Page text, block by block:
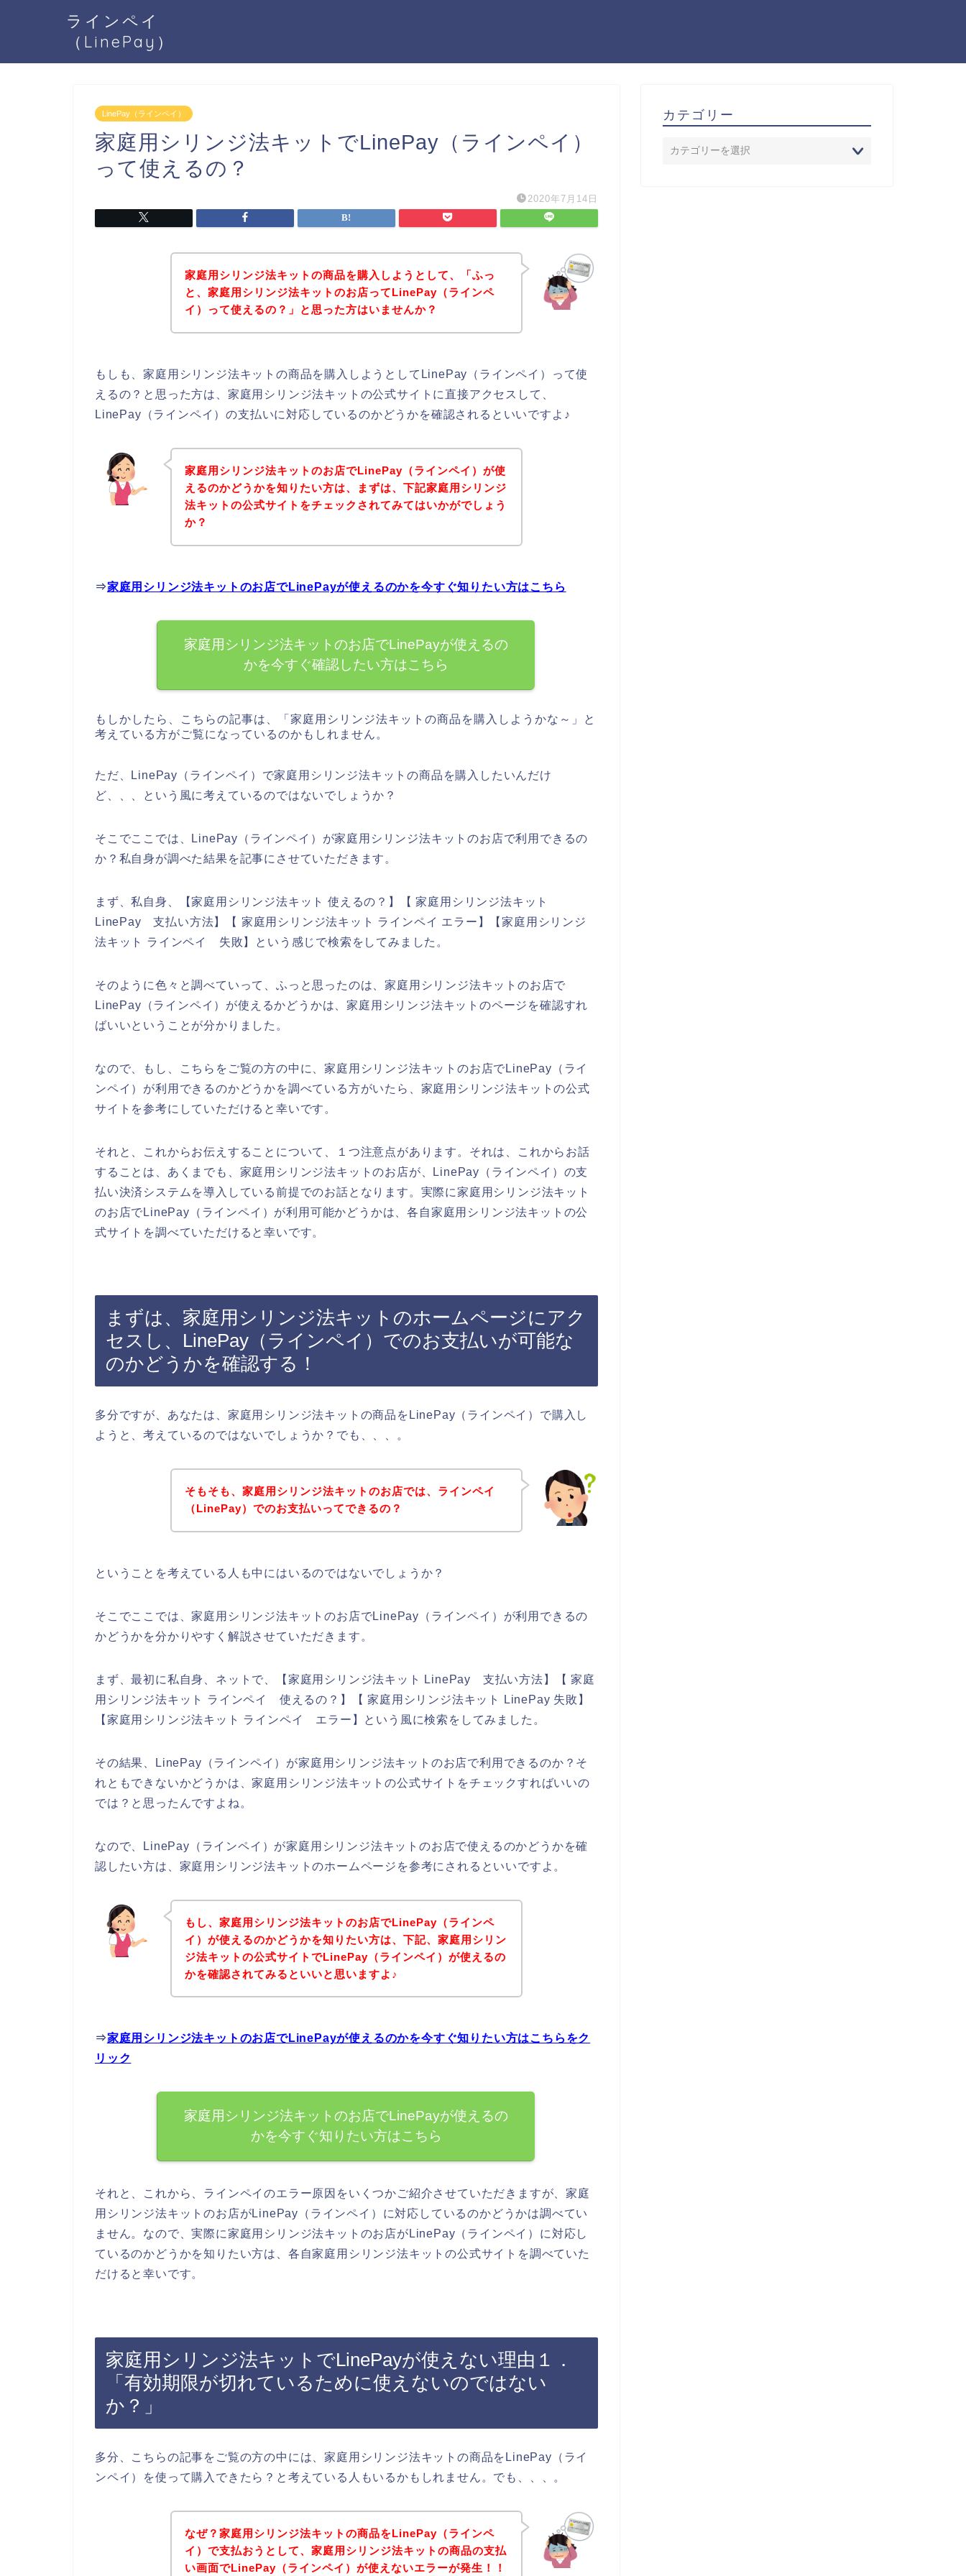
ラインペイ
（LinePay）
LinePay（ラインペイ）
家庭用シリンジ法キットでLinePay（ラインペイ）
って使えるの？
2020年7月14日
家庭用シリンジ法キットの商品を購入しようとして、「ふっ
と、家庭用シリンジ法キットのお店ってLinePay（ラインペ
イ）って使えるの？」と思った方はいませんか？
もしも、家庭用シリンジ法キットの商品を購入しようとしてLinePay（ラインペイ）って使
えるの？と思った方は、家庭用シリンジ法キットの公式サイトに直接アクセスして、
LinePay（ラインペイ）の支払いに対応しているのかどうかを確認されるといいですよ♪
家庭用シリンジ法キットのお店でLinePay（ラインペイ）が使
えるのかどうかを知りたい方は、まずは、下記家庭用シリンジ
法キットの公式サイトをチェックされてみてはいかがでしょう
か？
⇒家庭用シリンジ法キットのお店でLinePayが使えるのかを今すぐ知りたい方はこちら
家庭用シリンジ法キットのお店でLinePayが使えるの
かを今すぐ確認したい方はこちら
もしかしたら、こちらの記事は、「家庭用シリンジ法キットの商品を購入しようかな～」と
考えている方がご覧になっているのかもしれません。
ただ、LinePay（ラインペイ）で家庭用シリンジ法キットの商品を購入したいんだけ
ど、、、という風に考えているのではないでしょうか？
そこでここでは、LinePay（ラインペイ）が家庭用シリンジ法キットのお店で利用できるの
か？私自身が調べた結果を記事にさせていただきます。
まず、私自身、【家庭用シリンジ法キット 使えるの？】【 家庭用シリンジ法キット
LinePay 支払い方法】【 家庭用シリンジ法キット ラインペイ エラー】【家庭用シリンジ
法キット ラインペイ 失敗】という感じで検索をしてみました。
そのように色々と調べていって、ふっと思ったのは、家庭用シリンジ法キットのお店で
LinePay（ラインペイ）が使えるかどうかは、家庭用シリンジ法キットのページを確認すれ
ばいいということが分かりました。
なので、もし、こちらをご覧の方の中に、家庭用シリンジ法キットのお店でLinePay（ライ
ンペイ）が利用できるのかどうかを調べている方がいたら、家庭用シリンジ法キットの公式
サイトを参考にしていただけると幸いです。
それと、これからお伝えすることについて、１つ注意点があります。それは、これからお話
することは、あくまでも、家庭用シリンジ法キットのお店が、LinePay（ラインペイ）の支
払い決済システムを導入している前提でのお話となります。実際に家庭用シリンジ法キット
のお店でLinePay（ラインペイ）が利用可能かどうかは、各自家庭用シリンジ法キットの公
式サイトを調べていただけると幸いです。
まずは、家庭用シリンジ法キットのホームページにアク
セスし、LinePay（ラインペイ）でのお支払いが可能な
のかどうかを確認する！
多分ですが、あなたは、家庭用シリンジ法キットの商品をLinePay（ラインペイ）で購入し
ようと、考えているのではないでしょうか？でも、、、。
そもそも、家庭用シリンジ法キットのお店では、ラインペイ
（LinePay）でのお支払いってできるの？
ということを考えている人も中にはいるのではないでしょうか？
そこでここでは、家庭用シリンジ法キットのお店でLinePay（ラインペイ）が利用できるの
かどうかを分かりやすく解説させていただきます。
まず、最初に私自身、ネットで、【家庭用シリンジ法キット LinePay 支払い方法】【 家庭
用シリンジ法キット ラインペイ 使えるの？】【 家庭用シリンジ法キット LinePay 失敗】
【家庭用シリンジ法キット ラインペイ エラー】という風に検索をしてみました。
その結果、LinePay（ラインペイ）が家庭用シリンジ法キットのお店で利用できるのか？そ
れともできないかどうかは、家庭用シリンジ法キットの公式サイトをチェックすればいいの
では？と思ったんですよね。
なので、LinePay（ラインペイ）が家庭用シリンジ法キットのお店で使えるのかどうかを確
認したい方は、家庭用シリンジ法キットのホームページを参考にされるといいですよ。
もし、家庭用シリンジ法キットのお店でLinePay（ラインペ
イ）が使えるのかどうかを知りたい方は、下記、家庭用シリン
ジ法キットの公式サイトでLinePay（ラインペイ）が使えるの
かを確認されてみるといいと思いますよ♪
⇒家庭用シリンジ法キットのお店でLinePayが使えるのかを今すぐ知りたい方はこちらをク
リック
家庭用シリンジ法キットのお店でLinePayが使えるの
かを今すぐ知りたい方はこちら
それと、これから、ラインペイのエラー原因をいくつかご紹介させていただきますが、家庭
用シリンジ法キットのお店がLinePay（ラインペイ）に対応しているのかどうかは調べてい
ません。なので、実際に家庭用シリンジ法キットのお店がLinePay（ラインペイ）に対応し
ているのかどうかを知りたい方は、各自家庭用シリンジ法キットの公式サイトを調べていた
だけると幸いです。
家庭用シリンジ法キットでLinePayが使えない理由１．
「有効期限が切れているために使えないのではない
か？」
多分、こちらの記事をご覧の方の中には、家庭用シリンジ法キットの商品をLinePay（ライ
ンペイ）を使って購入できたら？と考えている人もいるかもしれません。でも、、、。
なぜ？家庭用シリンジ法キットの商品をLinePay（ラインペ
イ）で支払おうとして、家庭用シリンジ法キットの商品の支払
い画面でLinePay（ラインペイ）が使えないエラーが発生！！
カテゴリー